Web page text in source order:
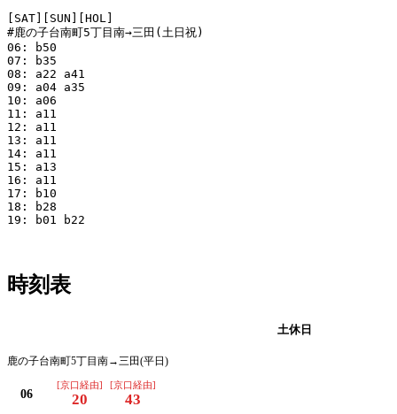
[SAT][SUN][HOL]
#鹿の子台南町5丁目南→三田(土日祝)
06: b50
07: b35
08: a22 a41
09: a04 a35
10: a06
11: a11
12: a11
13: a11
14: a11
15: a13
16: a11
17: b10
18: b28
19: b01 b22
時刻表
土休日
鹿の子台南町5丁目南→三田(平日)
06
[京口経由]
20
[京口経由]
43